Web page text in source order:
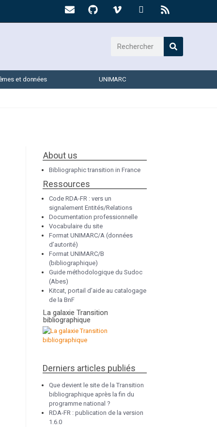
et données UNIMARC
About us
Bibliographic transition in France
Ressources
Code RDA-FR : vers un
signalement Entités/Relations
Documentation professionnelle
Vocabulaire du site
Format UNIMARC/A (données
d’autorité)
Format UNIMARC/B
(bibliographique)
Guide méthodologique du Sudoc
(Abes)
Kitcat, portail d’aide au catalogage
de la BnF
La galaxie Transition
bibliographique
Derniers articles publiés
Que devient le site de la Transition
bibliographique après la fin du
programme national ?
RDA-FR : publication de la version
1.6.0